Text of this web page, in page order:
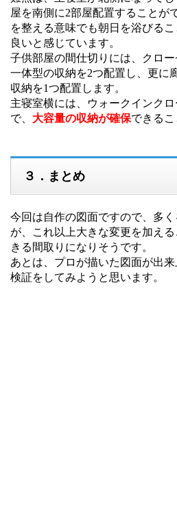
屋を南側に2部屋配置することが
を整える意味でも朝日を浴びる
良いと感じています。
子供部屋の間仕切りには、クロ
一体型の収納を2つ配置し、更に
収納を1つ配置します。
主寝室横には、ウォークインク
で、 大容量の収納が確保できるこ
３．まとめ
今回は自作の図面ですので、多
が、これ以上大きな変更を加え
きる間取りになりそうです。
あとは、プロが描いた図面が出
検証をしてみようと思います。